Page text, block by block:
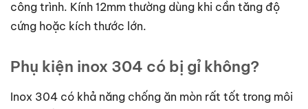
công trình. Kính 12mm thường dùng khi cần tăng độ
cứng hoặc kích thước lớn.
Phụ kiện inox 304 có bị gỉ không?
Inox 304 có khả năng chống ăn mòn rất tốt trong môi